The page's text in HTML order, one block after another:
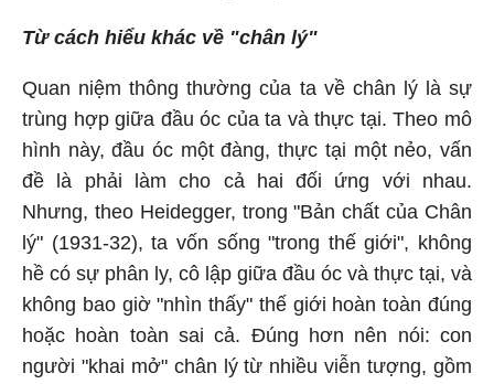
Từ cách hiểu khác về "chân lý"
Quan niệm thông thường của ta về chân lý là sự
trùng hợp giữa đầu óc của ta và thực tại. Theo mô
hình này, đầu óc một đàng, thực tại một nẻo, vấn
đề là phải làm cho cả hai đối ứng với nhau.
Nhưng, theo Heidegger, trong "Bản chất của Chân
lý" (1931-32), ta vốn sống "trong thế giới", không
hề có sự phân ly, cô lập giữa đầu óc và thực tại, và
không bao giờ "nhìn thấy" thế giới hoàn toàn đúng
hoặc hoàn toàn sai cả. Đúng hơn nên nói: con
người "khai mở" chân lý từ nhiều viễn tượng, gồm